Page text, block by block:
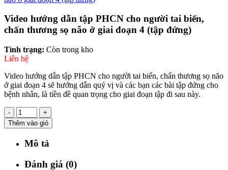
Video hướng dẫn tập PHCN cho người tai biến,
chấn thương sọ não ở giai đoạn 4 (tập đứng)
Tình trạng: Còn trong kho
Liên hệ
Video hướng dẫn tập PHCN cho người tai biến, chấn thương sọ não
ở giai đoạn 4 sẽ hướng dẫn quý vị và các bạn các bài tập đứng cho
bệnh nhân, là tiền đề quan trọng cho giai đoạn tập đi sau này.
-
+
Thêm vào giỏ
Mô tả
Đánh giá (0)